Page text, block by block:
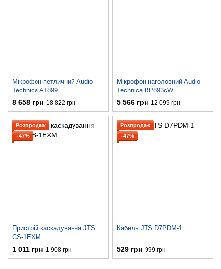
Мікрофон петличний Audio-
Technica AT899
8 658 грн 18 822 грн
Мікрофон наголовний Audio-
Technica BP893cW
5 566 грн 12 099 грн
Розпродаж
−47%
Пристрій каскадування JTS
CS-1EXM
1 011 грн 1 908 грн
Розпродаж
−47%
Кабель JTS D7PDM-1
529 грн 999 грн